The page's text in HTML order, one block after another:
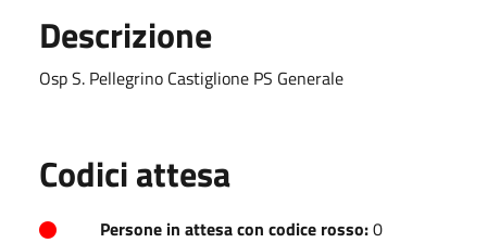
Descrizione
Osp S. Pellegrino Castiglione PS Generale
Codici attesa
Persone in attesa con codice rosso:0